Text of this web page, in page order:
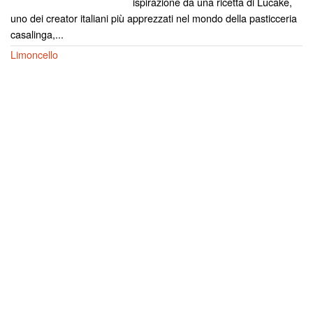
uno dei creator italiani più apprezzati nel mondo della pasticceria
casalinga,...
Limoncello